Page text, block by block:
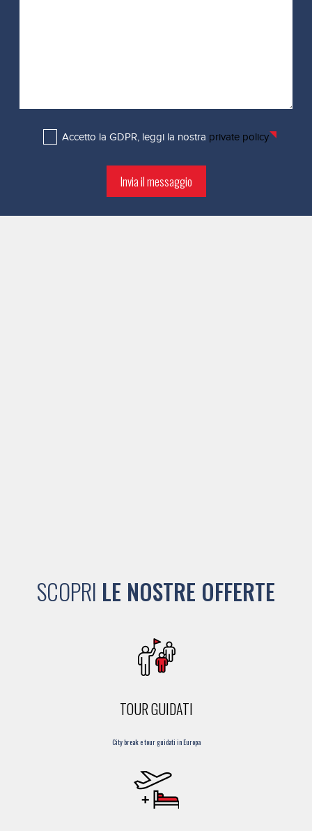
Accetto la GDPR, leggi la nostra private policy
Invia il messaggio
SCOPRI LE NOSTRE OFFERTE
TOUR GUIDATI
City break e tour guidati in Europa